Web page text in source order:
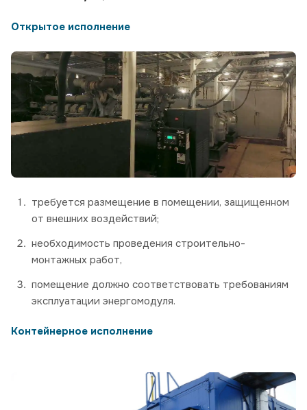
Открытое исполнение
требуется размещение в помещении, защищенном
от внешних воздействий;
необходимость проведения строительно-
монтажных работ,
помещение должно соответствовать требованиям
эксплуатации энергомодуля.
Контейнерное исполнение